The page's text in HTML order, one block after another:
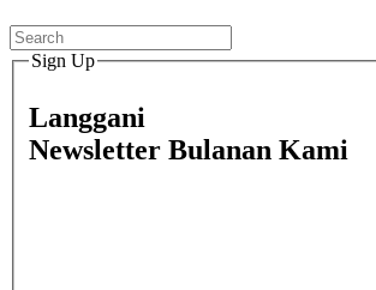
Sign Up
Langgani
Newsletter Bulanan Kami